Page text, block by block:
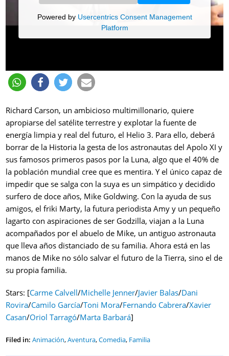
Powered by Usercentrics Consent Management
Platform
Richard Carson, un ambicioso multimillonario, quiere
apropiarse del satélite terrestre y explotar la fuente de
energía limpia y real del futuro, el Helio 3. Para ello, deberá
borrar de la Historia la gesta de los astronautas del Apolo XI y
sus famosos primeros pasos por la Luna, algo que el 40% de
la población mundial cree que es mentira. Y el único capaz de
impedir que se salga con la suya es un simpático y decidido
surfero de doce años, Mike Goldwing. Con la ayuda de sus
amigos, el friki Marty, la futura periodista Amy y un pequeño
lagarto con aspiraciones de ser Godzilla, viajan a la Luna
acompañados por el abuelo de Mike, un antiguo astronauta
que lleva años distanciado de su familia. Ahora está en las
manos de Mike no sólo salvar el futuro de la Tierra, sino el de
su propia familia.
Stars: [Carme Calvell/Michelle Jenner/Javier Balas/Dani
Rovira/Camilo García/Toni Mora/Fernando Cabrera/Xavier
Casan/Oriol Tarragó/Marta Barbará]
Filed in: Animación,Aventura,Comedia, Familia